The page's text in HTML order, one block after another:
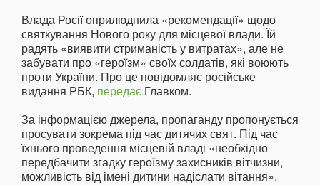
Влада Росії оприлюднила «рекомендації» щодо
святкування Нового року для місцевої влади. Їй
радять «виявити стриманість у витратах», але не
забувати про «героїзм» своїх солдатів, які воюють
проти України. Про це повідомляє російське
видання РБК, передає Главком.
За інформацією джерела, пропаганду пропонується
просувати зокрема під час дитячих свят. Під час
їхнього проведення місцевій владі «необхідно
передбачити згадку героїзму захисників вітчизни,
можливість від імені дитини надіслати вітання».